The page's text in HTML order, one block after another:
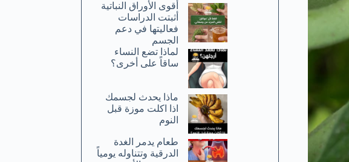
أقوى الأوراق النباتية
أثبتت الدراسات
فعاليتها في دعم
الجسم
لماذا تضع النساء
ساقاً على أخرى؟
ماذا يحدث لجسمك
اذا اكلت موزة قبل
النوم
طعام يدمر الغدة
الدرقية وتتناوله يومياً